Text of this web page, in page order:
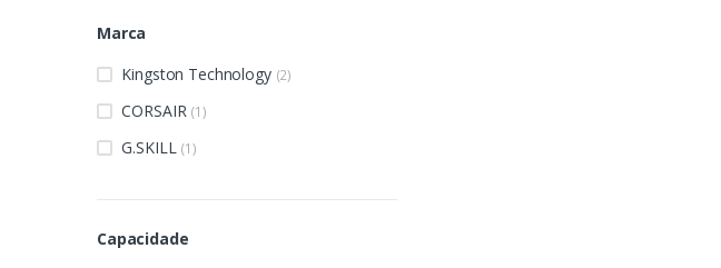
Marca
Kingston Technology (2)
CORSAIR (1)
G.SKILL (1)
Capacidade